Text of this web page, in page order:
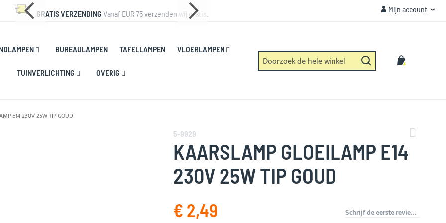
GRATIS VERZENDING Vanaf EUR 75 verzenden wij gratis. Https verbinding en geen dataverzameling.
Mijn account
Mijn account
BUREAULAMPEN TAFELLAMPEN VLOERLAMPEN
TUINVERLICHTING OVERIG
Zoek
Zoek
E14 230V 25W TIP GOUD
5-9929
KAARSLAMP GLOEILAMP E14
230V 25W TIP GOUD
€ 2,49 Schrijf de eerste review over dit product